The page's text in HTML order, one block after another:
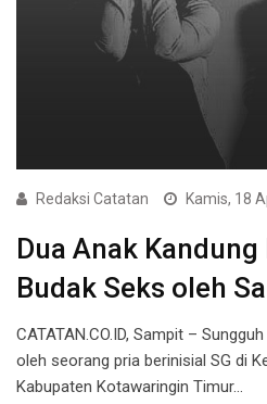
Redaksi Catatan Kamis, 18
Dua Anak
Budak Seks oleh
CATATAN.CO.ID, Sampit –
oleh seorang pria berinisial SG di
Kabupaten Kotawaringin Timur…